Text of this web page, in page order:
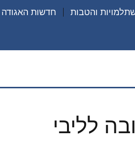
והטבות חדשות האגודה
לליבי